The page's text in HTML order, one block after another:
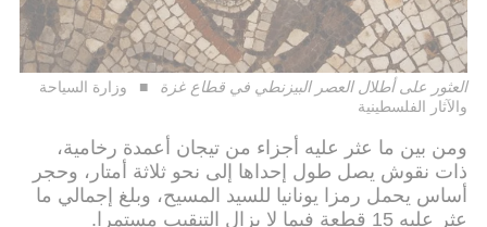
العثور على أطلال العصر البيزنطي في قطاع غزة
وزارة السياحة
والآثار الفلسطينية
ومن بين ما عثر عليه أجزاء من تيجان أعمدة رخامية،
ذات نقوش يصل طول إحداها إلى نحو ثلاثة أمتار، وحجر
أساس يحمل رمزا يونانيا للسيد المسيح، وبلغ إجمالي ما
عثر عليه 15 قطعة فيما لا يزال التنقيب مستمرا.